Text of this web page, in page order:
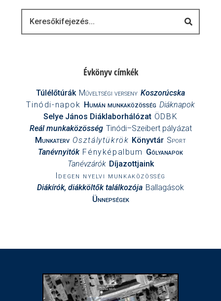
Évkönyv címkék
Túlélőtúrák Műveltségi verseny Koszorúcska
Tinódi-napok Humán munkaközösség Diáknapok
Selye János Diáklaborhálózat ÖDBK
Reál munkaközösség Tinódi–Szeibert pályázat
Munkaterv Osztálytükrök Könyvtár Sport
Tanévnyitók Fényképalbum Gólyanapok
Tanévzárók Díjazottjaink
Idegen nyelvi munkaközösség
Diákírók, diákköltők találkozója Ballagások
Ünnepségek